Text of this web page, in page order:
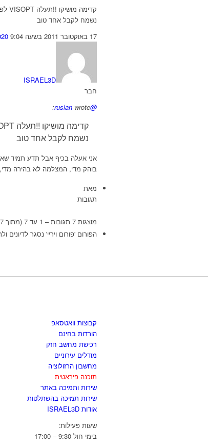
קדימה מושיקו !!תעלה VISOPT לפנים !!זה כבר מעצבן ברמות הריבוי שיטות לרינדור פנים
נשמח לקבל אחד טוב
17 באוקטובר 2011 בשעה 9:04
ISRAEL3D
חבר
@ruslan
wrote:
קדימה מושיקו !!תעלה VISOPT לפנים !!זה כבר מעצבן ברמות הריבוי שיטות לרינדור פנים
נשמח לקבל אחד טוב
אני אעלה בכיף אבל תדע תמיד
בוהק מדי, המצלמה לא בהירה
מאת
תגובות
מוצגות 7 תגובות – 1 עד 7 (מתוך 7 סה״כ)
הפורום 'פורום ויריי' נסגר לדיונים
קבוצות וואטסאפ
הורדות בחינם
רכישת מחשב חזק
מודלים עירוניים
מחשבון הרזולוציה
תוכנה פיראטית
שירות ותמיכה באתר
שירות תמיכה בהשתלטות
אודות ISRAEL3D
שעות פעילות:
בימי חול 9:30 – 17:00